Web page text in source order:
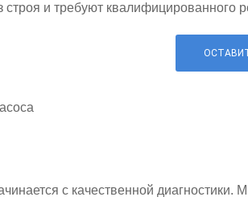
строя и требуют квалифицированного
с качественной